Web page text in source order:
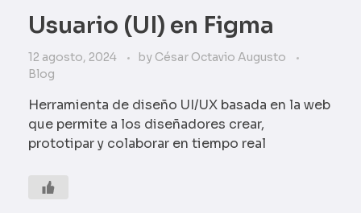
Usuario (UI) en Figma
12 agosto, 2024 by César Octavio Augusto
Blog
Herramienta de diseño UI/UX basada en la web
que permite a los diseñadores crear,
prototipar y colaborar en tiempo real